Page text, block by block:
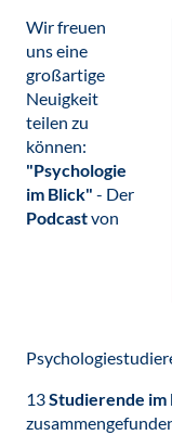
Wir freuen
uns eine
großartige
Neuigkeit
teilen zu
können:
"Psychologie
im Blick" - Der
Podcastvon
13Studierende im